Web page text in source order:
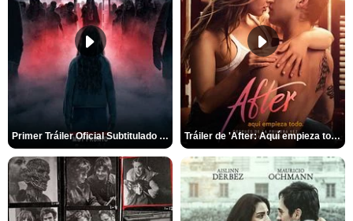
Primer Tráiler Oficial Subtitulado de 'La Noche Del Demonio: Están Entre Nosotros' Tráiler de 'After: Aquí empieza todo'